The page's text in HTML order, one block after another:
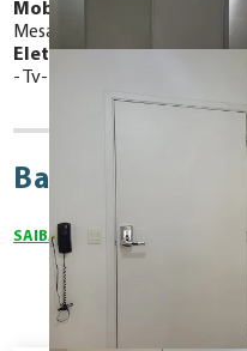
Mobiliado com:
Mesa de jantar
Eletrodomésticos:
Tv
fogão, frigobar, mesa,
Bairro Paraiso
SAIBA MAIS SOBRE O BAIRRO